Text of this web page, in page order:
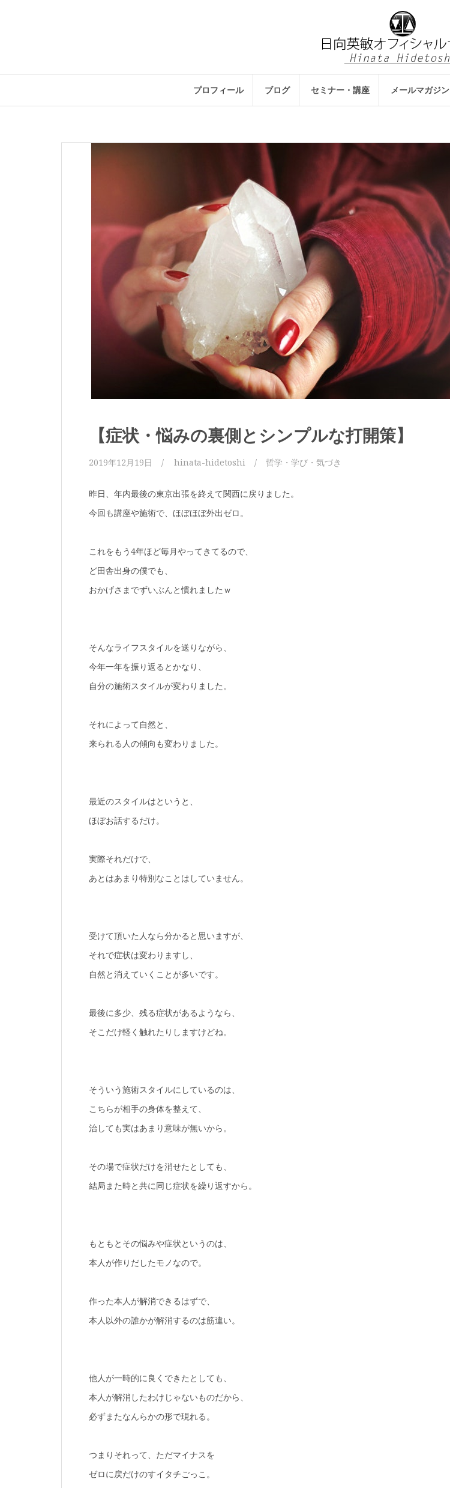
へ
プロフィール ブログ セミナー・講座 メールマガジン
【症状・悩みの裏側とシンプルな打開策】
2019年12月19日 hinata-hidetoshi 哲学 ・ 学び・気づき
昨日、年内最後の東京出張を終えて関西に戻りました。
今回も講座や施術で、ほぼほぼ外出ゼロ。
これをもう4年ほど毎月やってきてるので、
ど田舎出身の僕でも、
おかげさまでずいぶんと慣れましたｗ
そんなライフスタイルを送りながら、
今年一年を振り返るとかなり、
自分の施術スタイルが変わりました。
それによって自然と、
来られる人の傾向も変わりました。
最近のスタイルはというと、
ほぼお話するだけ。
実際それだけで、
あとはあまり特別なことはしていません。
受けて頂いた人なら分かると思いますが、
それで症状は変わりますし、
自然と消えていくことが多いです。
最後に多少、残る症状があるようなら、
そこだけ軽く触れたりしますけどね。
そういう施術スタイルにしているのは、
こちらが相手の身体を整えて、
治しても実はあまり意味が無いから。
その場で症状だけを消せたとしても、
結局また時と共に同じ症状を繰り返すから。
もともとその悩みや症状というのは、
本人が作りだしたモノなので。
作った本人が解消できるはずで、
本人以外の誰かが解消するのは筋違い。
他人が一時的に良くできたとしても、
本人が解消したわけじゃないものだから、
必ずまたなんらかの形で現れる。
つまりそれって、ただマイナスを
ゼロに戻だけのすイタチごっこ。